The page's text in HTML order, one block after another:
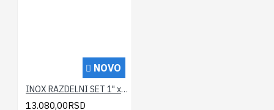
NOVO
INOX RAZDELNI SET 1" x 9 izlaza za radijatorsko grejanje
13.080,00RSD